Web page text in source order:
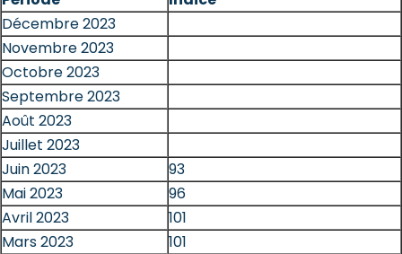
Décembre 2023
Novembre 2023
Octobre 2023
Septembre 2023
Août 2023
Juillet 2023
Juin 2023
93
Mai 2023
96
Avril 2023
101
Mars 2023
101